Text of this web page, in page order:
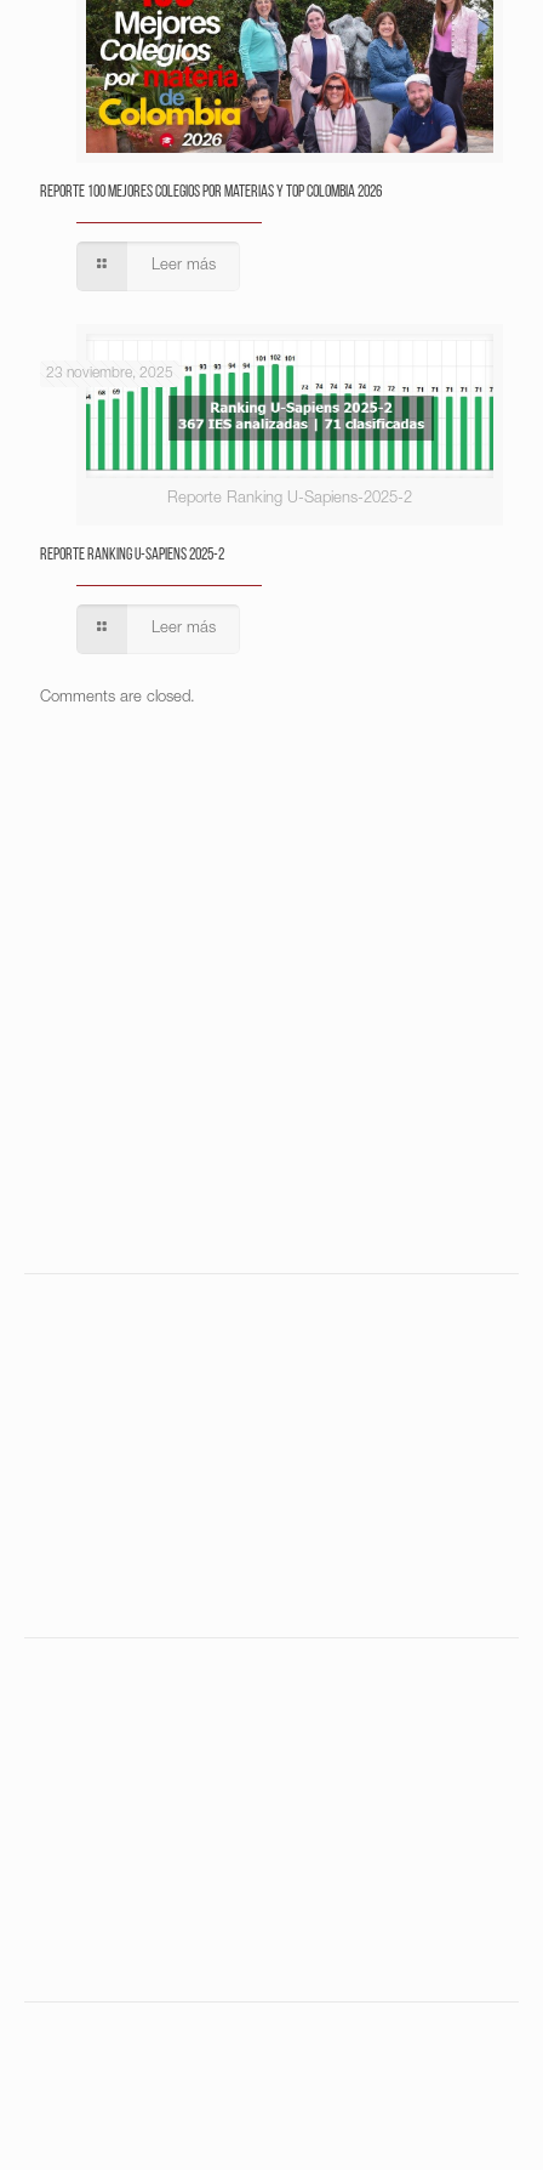
Reporte 100 Mejores Colegios por Materias y Top Colombia 2026
Leer más
Reporte Ranking U-Sapiens-2025-2
23 noviembre, 2025
Reporte Ranking U-Sapiens 2025-2
Leer más
Comments are closed.